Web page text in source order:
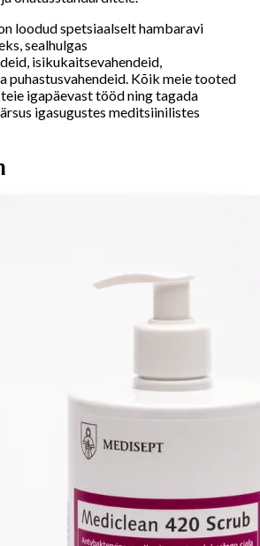
loodud spetsiaalselt hambaravi
sealhulgas
isikukaitsevahendeid,
puhastusvahendeid. Kõik meie tooted
igapäevast tööd ning tagada
igasugustes meditsiinilistes